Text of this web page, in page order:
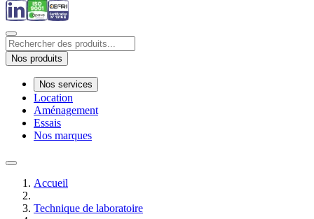
Nos produits
Nos services
Location
Aménagement
Essais
Nos marques
Accueil
Technique de laboratoire